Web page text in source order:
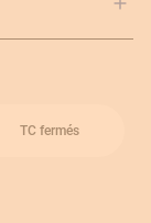
TC fermés